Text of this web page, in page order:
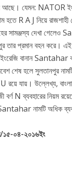
আছে। যেমন: NATOR
R A J নিয়ে রাজশাহী
সামঞ্জস্য দেখা গেলেও
তার প্রমান বহন করে। এই
বানান Santahar
শেষ হলে সুলতানপুর
যায়। উল্লেখ্য, বাংলা
বর্ণ N ব্যবহারের
নামটি অধিক
১৫-০৪-২০১৬ইং